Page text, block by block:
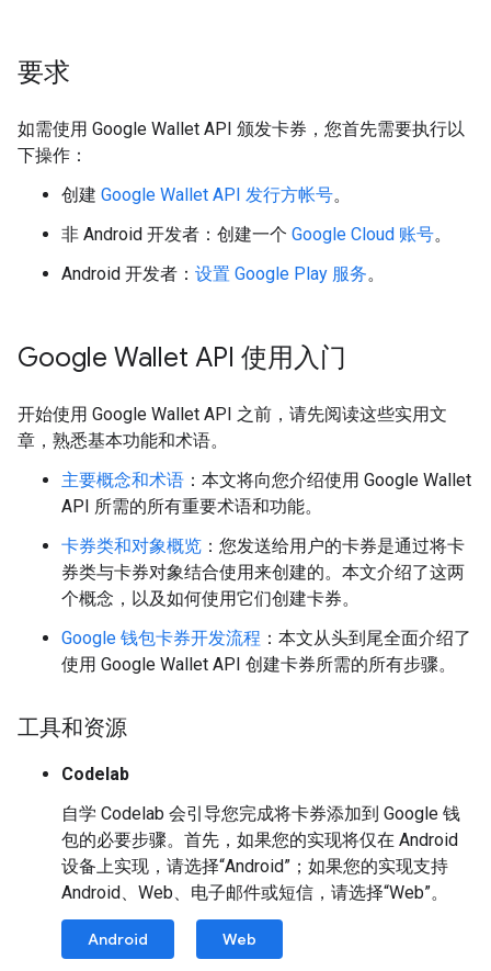
要求
如需使用 Google Wallet API 颁发卡券，您首先需要执行以
下操作：
创建 Google Wallet API 发行方帐号。
非 Android 开发者：创建一个 Google Cloud 账号。
Android 开发者： 设置 Google Play 服务。
Google Wallet API 使用入门
开始使用 Google Wallet API 之前，请先阅读这些实用文
章，熟悉基本功能和术语。
主要概念和术语 ：本文将向您介绍使用 Google Wallet
API 所需的所有重要术语和功能。
卡券类和对象概览 ：您发送给用户的卡券是通过将卡
券类与卡券对象结合使用来创建的。本文介绍了这两
个概念，以及如何使用它们创建卡券。
Google 钱包卡券开发流程 ：本文从头到尾全面介绍了
使用 Google Wallet API 创建卡券所需的所有步骤。
工具和资源
Codelab
自学 Codelab 会引导您完成将卡券添加到 Google 钱
包的必要步骤。首先，如果您的实现将仅在 Android
设备上实现，请选择“Android”；如果您的实现支持
Android、Web、电子邮件或短信，请选择“Web”。
Android Web